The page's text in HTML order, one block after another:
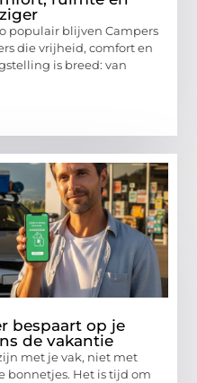
populair blijven Campers
die vrijheid, comfort en
is breed: van
bespaart op je
de vakantie
met je vak, niet met
bonnetjes. Het is tijd om